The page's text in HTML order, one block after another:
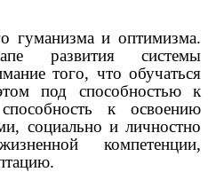
гуманизма и оптимизма.
развития системы
того, что обучаться
под способностью к
к освоению
социально и личностно
компетенции,